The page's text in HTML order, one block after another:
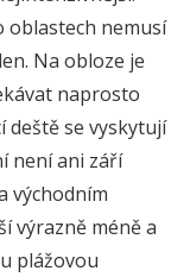
oblastech nemusí
Na obloze je
naprosto
deště se vyskytují
není ani září
východním
výrazně méně a
plážovou